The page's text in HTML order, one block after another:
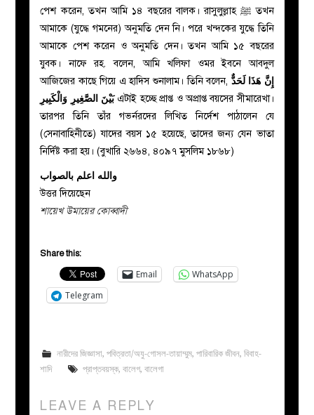
পেশ করেন, তখন আমি ১৪ বছরের বালক। রাসুলুল্লাহ ﷺ তখন
আমাকে (যুদ্ধে গমনের) অনুমতি দেন নি। পরে খন্দকের যুদ্ধে তিনি
আমাকে পেশ করেন ও অনুমতি দেন। তখন আমি ১৫ বছরের
যুবক। নাফে রহ. বলেন, আমি খলিফা ওমর ইবনে আবদুল
আজিজের কাছে গিয়ে এ হাদিস শুনালাম। তিনি বলেন, إِنَّ هَذَا لَحَدٌّ
بَيْنَ الصَّغِيرِ وَالْكَبِيرِএটাই হচ্ছে প্রাপ্ত ও অপ্রাপ্ত বয়সের সীমারেখা।
তারপর তিনি তাঁর গভর্নরদের লিখিত নির্দেশ পাঠালেন যে
(সেনাবাহিনীতে) যাদের বয়স ১৫ হয়েছে, তাদের জন্য যেন ভাতা
নির্দিষ্ট করা হয়। (বুখারি ২৬৬৪, ৪০৯৭ মুসলিম ১৮৬৮)
والله اعلم بالصواب
উত্তর দিয়েছেন
শায়েখ উমায়ের কোব্বাদী
Share this:
Email
WhatsApp
Telegram
নারীদের জিজ্ঞাসা, পবিত্রতা/অযু-গোসল-তায়াম্মুম, পারিবারিক জীবন, বিবাহ-
শাদি
প্রাপ্তবয়স্ক, বালেগ, বালেগা
LEAVE A REPLY